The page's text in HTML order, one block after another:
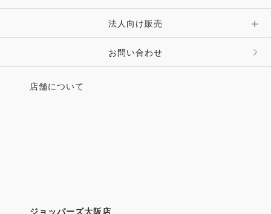
法人向け販売
お問い合わせ
店舗について
ジョッパーズ大阪店